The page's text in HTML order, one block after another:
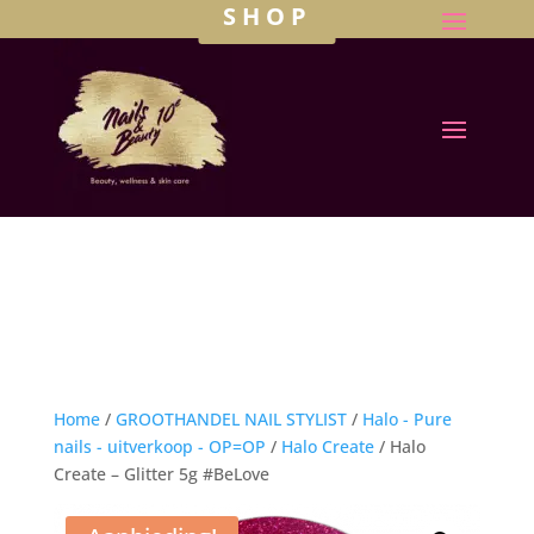
SHOP
Home/ GROOTHANDEL NAIL STYLIST/ Halo - Pure
nails - uitverkoop - OP=OP / Halo Create/ Halo
Create – Glitter 5g #BeLove